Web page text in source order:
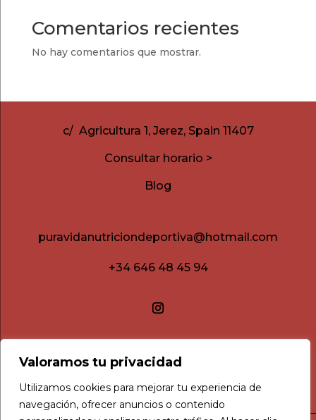
Valoramos tu privacidad
Utilizamos cookies para mejorar tu experiencia de
navegación, ofrecer anuncios o contenido
Comentarios recientes
No hay comentarios que mostrar.
c/ Agricultura 1, Jerez, Spain 11407
Consultar horario >
Blog
puravidanutriciondeportiva@hotmail.com
+34 646 48 45 94